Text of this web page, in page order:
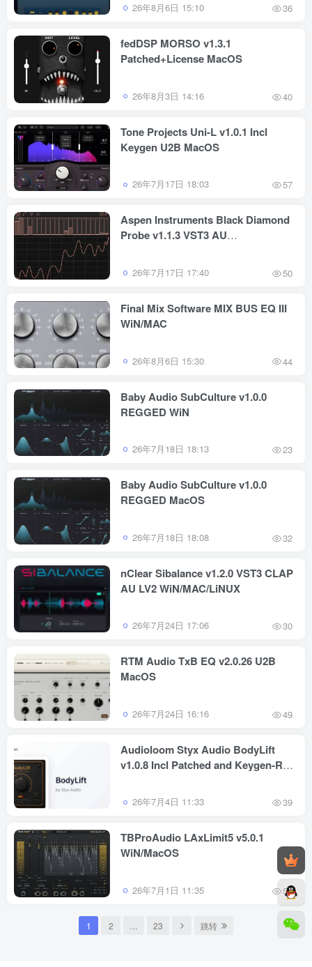
26年8月6日 15:10 36
fedDSP MORSO v1.3.1
Patched+License MacOS
26年8月3日 14:16 40
Tone Projects Uni-L v1.0.1 Incl
Keygen U2B MacOS
26年7月17日 18:03 57
Aspen Instruments Black Diamond
Probe v1.1.3 VST3 AU
26年7月17日 17:40 50
Final Mix Software MIX BUS EQ III
WiN/MAC
26年8月6日 15:30 44
Baby Audio SubCulture v1.0.0
REGGED WiN
26年7月18日 18:13 23
Baby Audio SubCulture v1.0.0
REGGED MacOS
26年7月18日 18:08 32
nClear Sibalance v1.2.0 VST3 CLAP
AU LV2 WiN/MAC/LiNUX
26年7月24日 17:06 30
RTM Audio TxB EQ v2.0.26 U2B
MacOS
26年7月24日 16:16 49
Audioloom Styx Audio BodyLift
v1.0.8 Incl Patched and Keygen-R2R
26年7月4日 11:33 39
TBProAudio LAxLimit5 v5.0.1
WiN/MacOS
26年7月1日 11:35 56
1 2 23 跳转